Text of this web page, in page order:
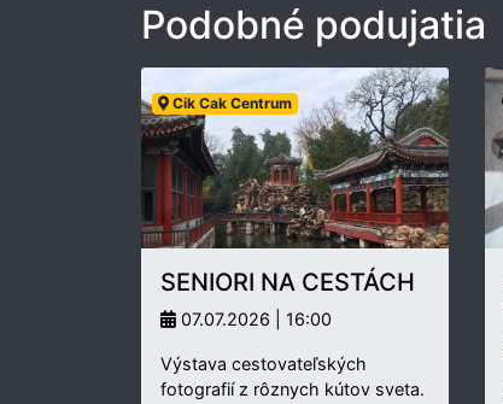
Podobné podujatia
Cik Cak Centrum
SENIORI NA CESTÁCH
07.07.2026 | 16:00
Výstava cestovateľských
fotografií z rôznych kútov sveta.